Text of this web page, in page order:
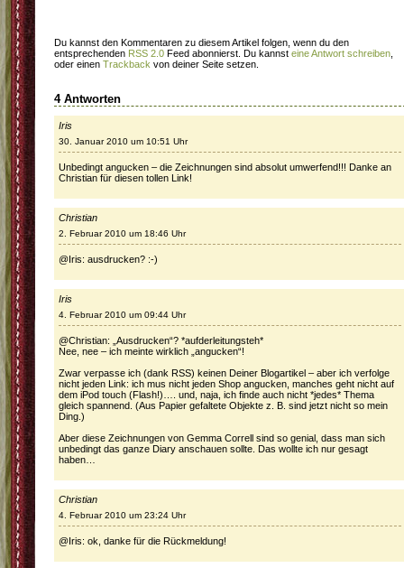
Du kannst den Kommentaren zu diesem Artikel folgen, wenn du den
entsprechenden RSS 2.0 Feed abonnierst. Du kannst eine Antwort schreiben
oder einen Trackback von deiner Seite setzen.
4 Antworten
Iris
30. Januar 2010 um 10:51 Uhr
Unbedingt angucken – die Zeichnungen sind absolut umwerfend!!! Danke an
Christian für diesen tollen Link!
Christian
2. Februar 2010 um 18:46 Uhr
@Iris: ausdrucken? :-)
Iris
4. Februar 2010 um 09:44 Uhr
@Christian: „Ausdrucken“? *aufderleitungsteh*
Nee, nee – ich meinte wirklich „angucken“!
Zwar verpasse ich (dank RSS) keinen Deiner Blogartikel – aber ich verfolge
nicht jeden Link: ich mus nicht jeden Shop angucken, manches geht nicht auf
dem iPod touch (Flash!)…. und, naja, ich finde auch nicht *jedes* Thema
gleich spannend. (Aus Papier gefaltete Objekte z. B. sind jetzt nicht so mein
Ding.)
Aber diese Zeichnungen von Gemma Correll sind so genial, dass man sich
unbedingt das ganze Diary anschauen sollte. Das wollte ich nur gesagt
haben…
Christian
4. Februar 2010 um 23:24 Uhr
@Iris: ok, danke für die Rückmeldung!